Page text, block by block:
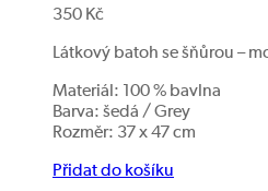
350 Kč
Látkový batoh se šňůrou –
Materiál: 100 % bavlna
Barva: šedá / Grey
Rozměr: 37 x 47 cm
Přidat do košíku